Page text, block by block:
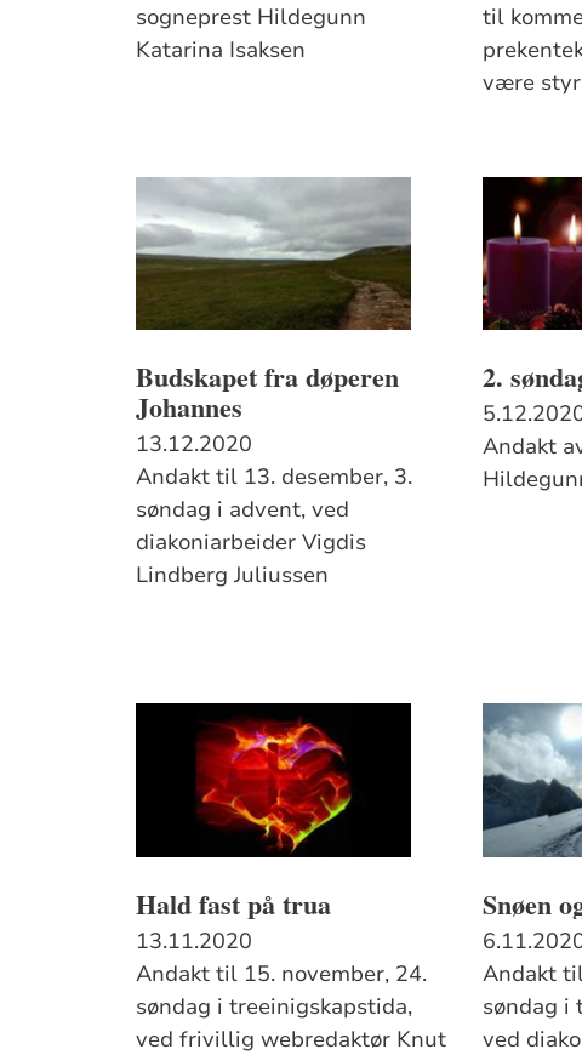
sogneprest Hildegunn
Katarina Isaksen
til
være
Budskapet fra døperen
Johannes
13.12.2020
Andakt til 13. desember, 3.
søndag i advent, ved
diakoniarbeider Vigdis
Lindberg Juliussen
2.
Andakt
Hald fast på trua
13.11.2020
Andakt til 15. november, 24.
søndag i treeinigskapstida,
ved frivillig webredaktør Knut
Snøen
Andakt
søndag i
ved